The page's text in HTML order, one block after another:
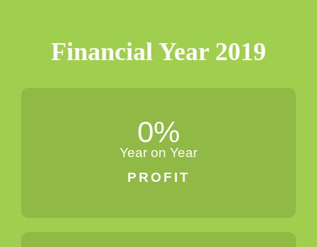
Financial Year 2019
0%
Year on Year
PROFIT